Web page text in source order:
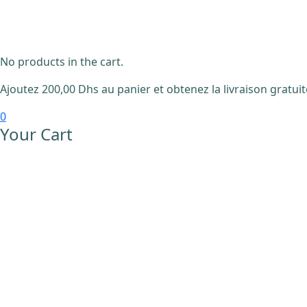
No products in the cart.
Ajoutez 200,00 Dhs au panier et obtenez la livraison
0
Your Cart